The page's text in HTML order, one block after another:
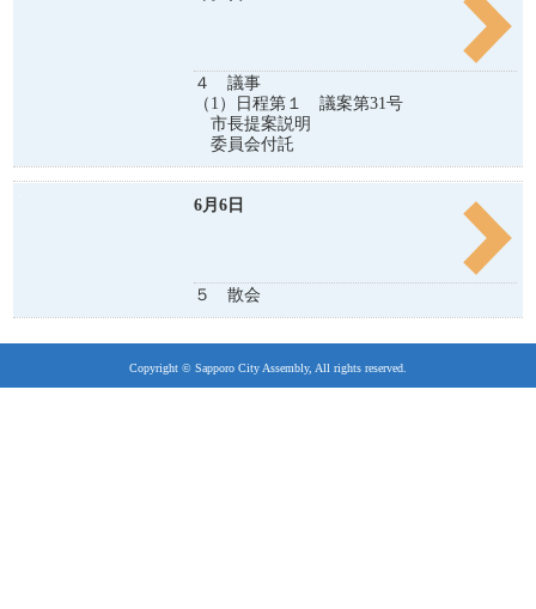
４ 議事
（1）日程第１ 議案第31号
市長提案説明
委員会付託
6月6日
５ 散会
Copyright © Sapporo City Assembly, All rights reserved.